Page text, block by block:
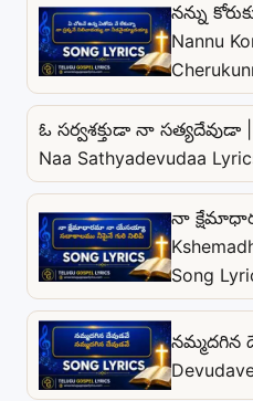
నన్ను
Nannu
ఓ సర్వశక్తుడా నా సత్యదేవుడా |
Naa Sathyadevudaa
నా
Song
నమ్మదగిన